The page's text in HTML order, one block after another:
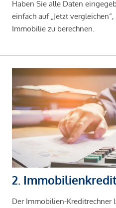
Haben Sie alle Daten
einfach auf „Jetzt
Immobilie zu berechnen.
2.
Der Immobilien-Kreditrechner